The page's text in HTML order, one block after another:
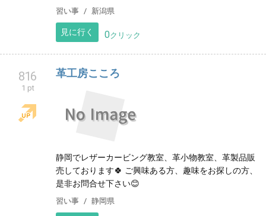
習い事 新潟県
見に行く 0クリック
816
1 pt
革工房こころ
静岡でレザーカービング教室、革小物教室、革製品販
売しております🍀 ご興味ある方、趣味をお探しの方、
是非お問合せ下さい😊
習い事 静岡県